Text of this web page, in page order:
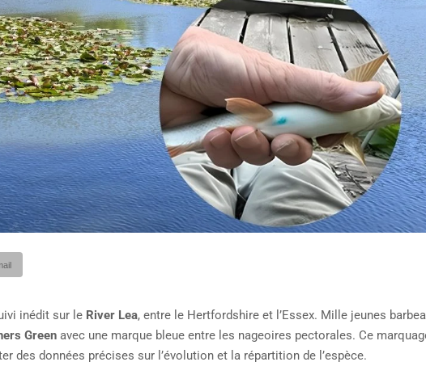
par mail
inédit sur le River Lea, entre le Hertfordshire et l’Essex. Mille jeunes
Green avec une marque bleue entre les nageoires pectorales. Ce
des données précises sur l’évolution et la répartition de l’espèce.